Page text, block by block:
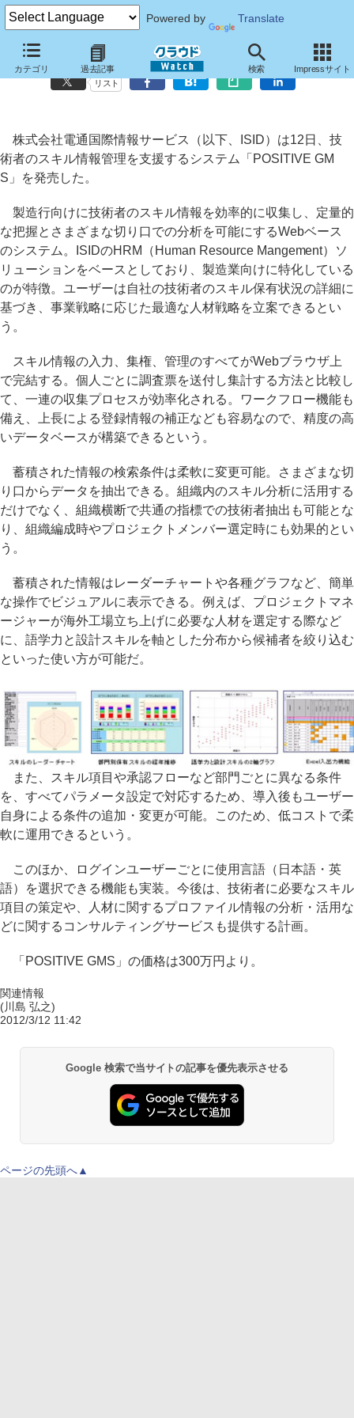
Powered by Translate
カテゴリ 過去記事 検索 Impressサイト
ISID、技術者のスキル情報を管理する「POSITIVE GMS」
リスト
株式会社電通国際情報サービス（以下、ISID）は12日、技
術者のスキル情報管理を支援するシステム「POSITIVE GM
S」を発売した。
製造行向けに技術者のスキル情報を効率的に収集し、定量的
な把握とさまざまな切り口での分析を可能にするWebベース
のシステム。ISIDのHRM（Human Resource Mangement）ソ
リューションをベースとしており、製造業向けに特化している
のが特徴。ユーザーは自社の技術者のスキル保有状況の詳細に
基づき、事業戦略に応じた最適な人材戦略を立案できるとい
う。
スキル情報の入力、集権、管理のすべてがWebブラウザ上
で完結する。個人ごとに調査票を送付し集計する方法と比較し
て、一連の収集プロセスが効率化される。ワークフロー機能も
備え、上長による登録情報の補正なども容易なので、精度の高
いデータベースが構築できるという。
蓄積された情報の検索条件は柔軟に変更可能。さまざまな切
り口からデータを抽出できる。組織内のスキル分析に活用する
だけでなく、組織横断で共通の指標での技術者抽出も可能とな
り、組織編成時やプロジェクトメンバー選定時にも効果的とい
う。
蓄積された情報はレーダーチャートや各種グラフなど、簡単
な操作でビジュアルに表示できる。例えば、プロジェクトマネ
ージャーが海外工場立ち上げに必要な人材を選定する際など
に、語学力と設計スキルを軸とした分布から候補者を絞り込む
といった使い方が可能だ。
また、スキル項目や承認フローなど部門ごとに異なる条件
を、すべてパラメータ設定で対応するため、導入後もユーザー
自身による条件の追加・変更が可能。このため、低コストで柔
軟に運用できるという。
このほか、ログインユーザーごとに使用言語（日本語・英
語）を選択できる機能も実装。今後は、技術者に必要なスキル
項目の策定や、人材に関するプロファイル情報の分析・活用な
どに関するコンサルティングサービスも提供する計画。
「POSITIVE GMS」の価格は300万円より。
関連情報
(川島 弘之)
2012/3/12 11:42
Google 検索で当サイトの記事を優先表示させる
ページの先頭へ▲